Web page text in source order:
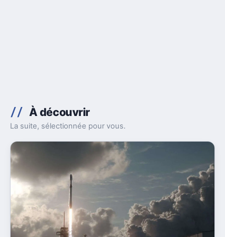
À découvrir
La suite, sélectionnée pour vous.